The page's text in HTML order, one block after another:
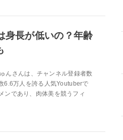
長が低いの？年齢
んさんは、チャンネル登録者数
6.6万人を誇る人気Youtuberで
ンであり、肉体美を競うフィ